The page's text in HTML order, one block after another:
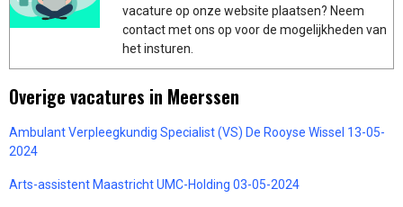
vacature op onze website plaatsen? Neem
contact met ons op voor de mogelijkheden van
het insturen.
Overige vacatures in Meerssen
Ambulant Verpleegkundig Specialist (VS) De Rooyse Wissel 13-05-
2024
Arts-assistent Maastricht UMC-Holding 03-05-2024